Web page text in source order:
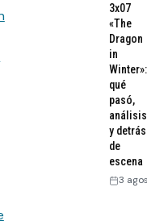
3x07
«The
Dragon
in
Winter»:
qué
pasó,
análisis
y detrás
de
escena
3